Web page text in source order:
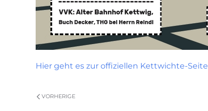
Hier geht es zur offiziellen Kettwichte-Seite
VORHERIGE